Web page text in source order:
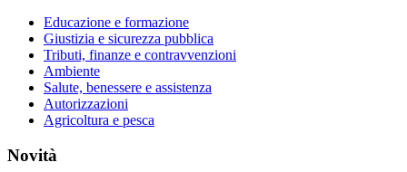
Educazione e formazione
Giustizia e sicurezza pubblica
Tributi, finanze e contravvenzioni
Ambiente
Salute, benessere e assistenza
Autorizzazioni
Agricoltura e pesca
Novità